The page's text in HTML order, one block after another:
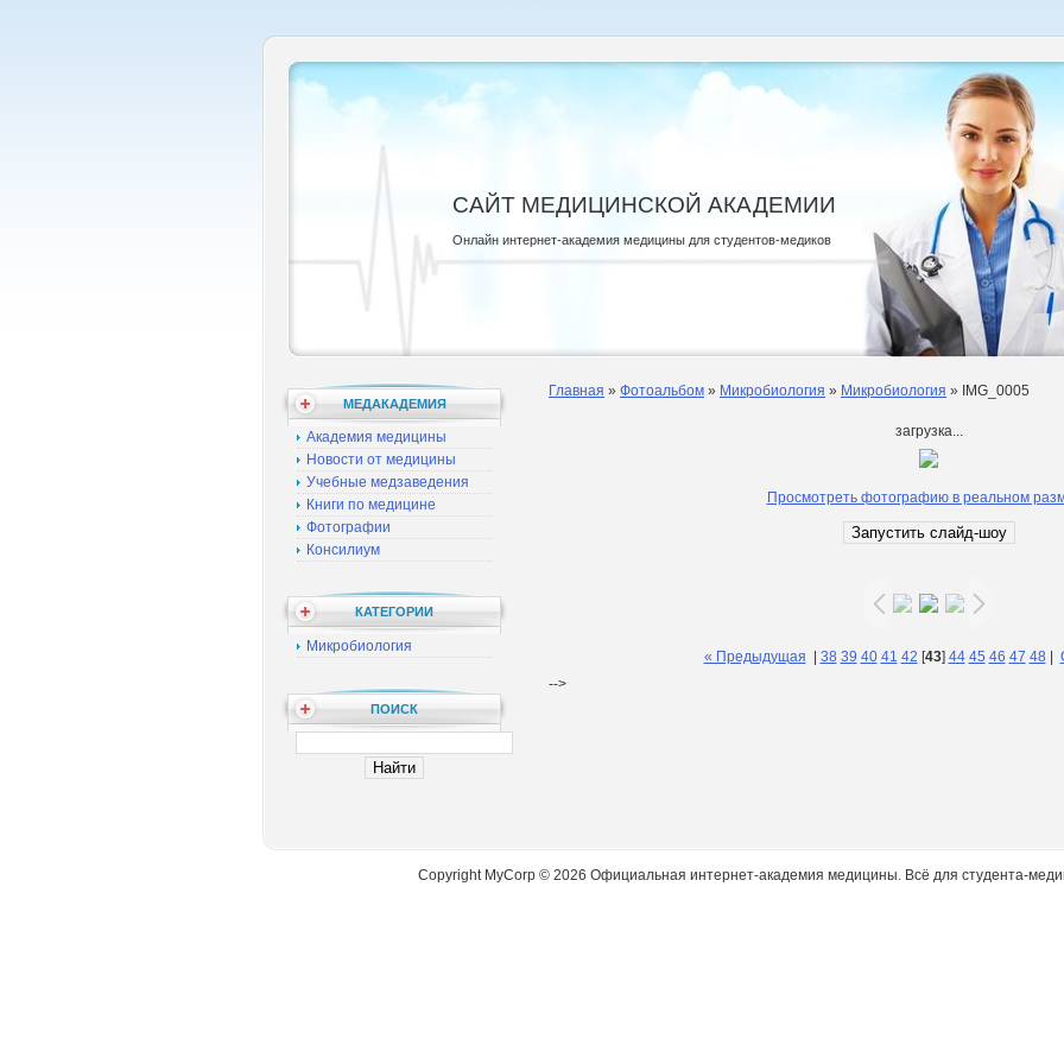
САЙТ МЕДИЦИНСКОЙ АКАДЕМИИ
Онлайн интернет-академия медицины для студентов-медиков
МЕДАКАДЕМИЯ
Академия медицины
Новости от медицины
Учебные медзаведения
Книги по медицине
Фотографии
Консилиум
КАТЕГОРИИ
Микробиология
ПОИСК
Главная » Фотоальбом » Микробиология » Микробиология » IMG_0005
загрузка...
Просмотреть фотографию в реальном
« Предыдущая 38 39 40 41 42 [43] 44 45 46 47 48
-->
Copyright MyCorp © 2026 Официальная интернет-академия медицины. Всё для студента-